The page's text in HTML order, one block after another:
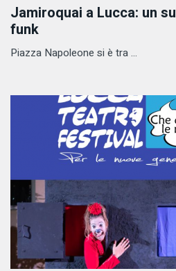
Jamiroquai a Lucca: un
funk
Piazza Napoleone si è tra ...